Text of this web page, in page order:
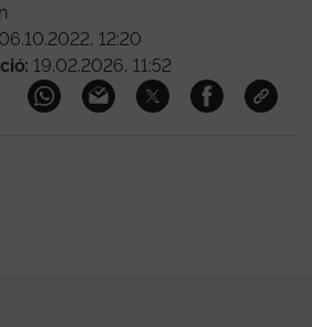
06.10.2022, 12:20
19.02.2026, 11:52